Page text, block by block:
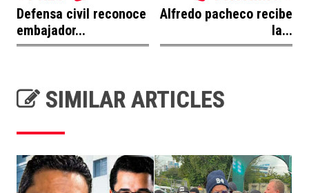
Defensa civil reconoce
embajador...
Alfredo pacheco recibe
la...
SIMILAR ARTICLES